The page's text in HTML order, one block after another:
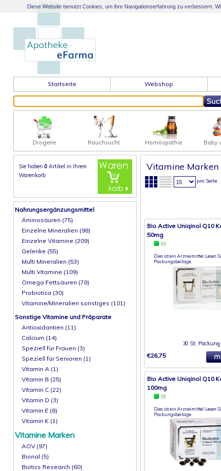
Startseite Webshop
Drogerie Rauchsucht Homöopathie Baby
Sie haben 0 Artikel in Ihrem
Warenkorb
Nahrungsergänzungsmittel
Aminosäuren (75)
Einzelne Mineralien (98)
Einzelne Vitamine (209)
Gelenke (55)
Multi Mineralien (53)
Multi Vitamine (109)
Omega Fettsäuren (78)
Probiotica (30)
Vitamine/Mineralien sonstiges (101)
Sonstige Vitamine und Präparate
Antioxidantien (11)
Calcium (14)
Speziell für Frauen (3)
Speziell für Senioren (1)
Vitamin A (1)
Vitamin B (25)
Vitamin C (22)
Vitamin D (3)
Vitamin E (8)
Vitamin K (1)
Vitamine Marken
AOV (97)
Bional (5)
Biotics Research (60)
Vitamine Marken
pro Seite
Bio Active Uniqinol Q10
50mg
10
Dies ist ein Arzneimittel. Lesen
Packungsbeilage.
30 St. Packung
€26,75
Bio Active Uniqinol Q10
100mg
25
Dies ist ein Arzneimittel. Lesen
Packungsbeilage.
Diese Website benutzt Cookies, um ihre Navigationserfahrung zu verbessern.